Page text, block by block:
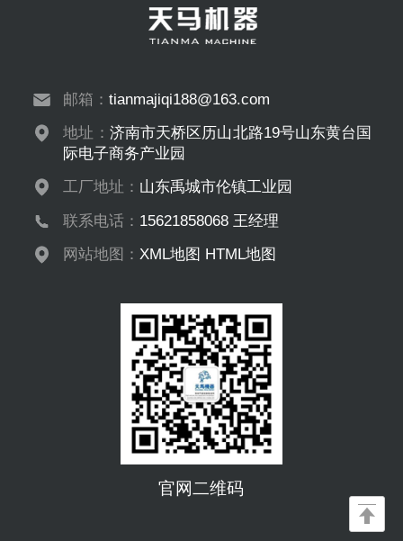
邮箱：tianmajiqi188@163.com
地址： 济南市天桥区历山北路19号山东黄台国
际电子商务产业园
工厂地址： 山东禹城市伦镇工业园
联系电话： 15621858068 王经理
网站地图：XML地图 HTML地图
官网二维码